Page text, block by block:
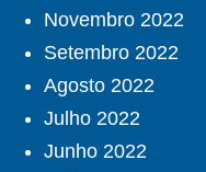
Novembro 2022
Setembro 2022
Agosto 2022
Julho 2022
Junho 2022